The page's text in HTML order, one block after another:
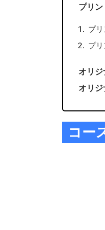
プリン
プ
プ
オリ
オリ
コー